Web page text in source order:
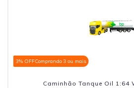
3% OFFComprando 3 ou mais
Caminhão Tanque Oil 1:64